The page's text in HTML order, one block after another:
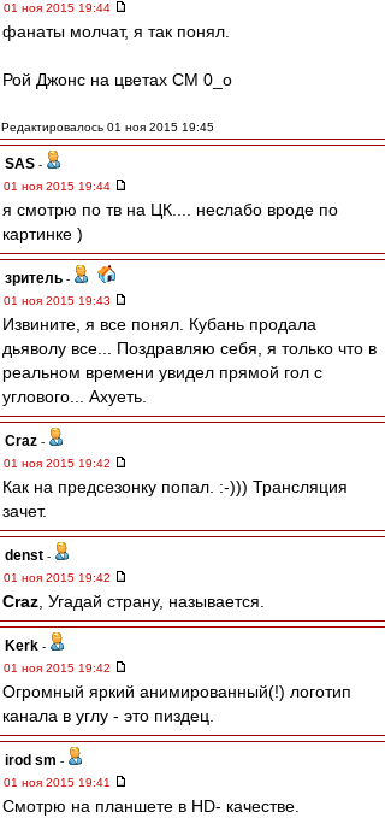
01 ноя 2015 19:44
фанаты молчат, я так понял.
Рой Джонс на цветах СМ 0_о
Редактировалось 01 ноя 2015 19:45
SAS -
01 ноя 2015 19:44
я смотрю по тв на ЦК.... неслабо вроде по
картинке )
зpитель -
01 ноя 2015 19:43
Извините, я все понял. Кубань продала
дьяволу все... Поздравляю себя, я только что в
реальном времени увидел прямой гол с
углового... Ахуеть.
Craz -
01 ноя 2015 19:42
Как на предсезонку попал. :-))) Трансляция
зачет.
denst -
01 ноя 2015 19:42
Craz , Угадай страну, называется.
Kerk -
01 ноя 2015 19:42
Огромный яркий анимированный(!) логотип
канала в углу - это пиздец.
irod sm -
01 ноя 2015 19:41
Смотрю на планшете в HD- качестве.